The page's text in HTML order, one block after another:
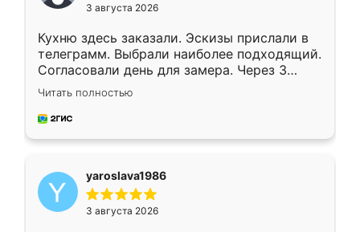
3 августа 2026
Кухню здесь заказали. Эскизы прислали в
телеграмм. Выбрали наиболее подходящий.
Согласовали день для замера. Через 3
недели кухня была уже готова. Остались
довольны работой. Спасибо Ренессанс
мебель за качественную работу!
Читать полностью
yaroslava1986
3 августа 2026